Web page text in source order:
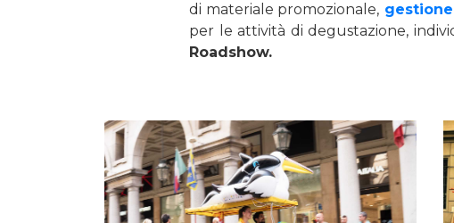
di materiale promozionale,
per le attività di degustazione,
Roadshow.